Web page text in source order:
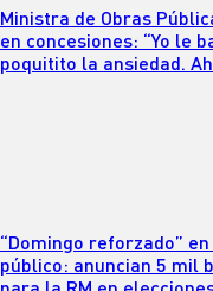
Ministra de Obras
en concesiones: “Yo le
poquitito la ansiedad.
“Domingo reforzado”
público: anuncian 5 mil